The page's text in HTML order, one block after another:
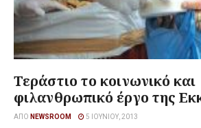
Τεράστιο το κοινωνικό και
φιλανθρωπικό έργο της
ΑΠΌ NEWSROOM 5 ΙΟΥΝΊΟΥ, 2013